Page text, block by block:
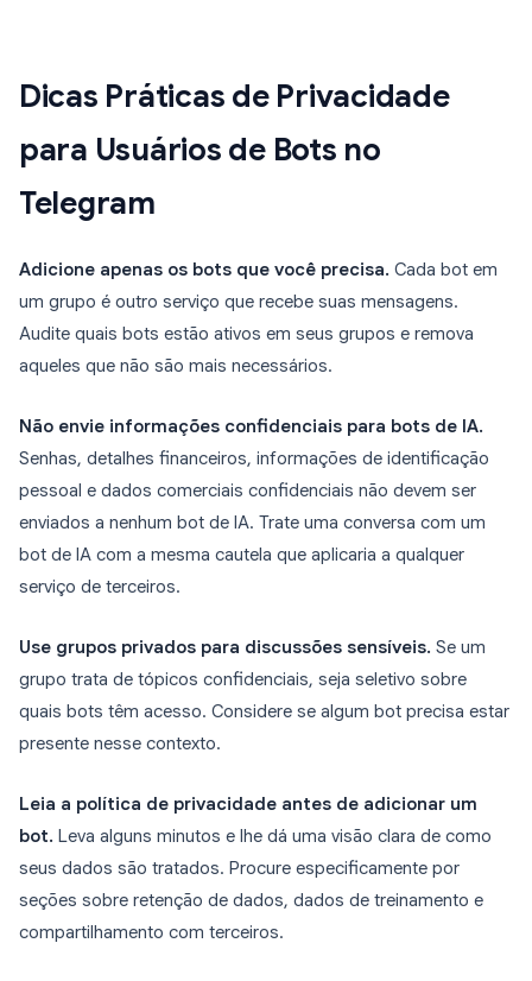
Dicas Práticas de Privacidade
para Usuários de Bots no
Telegram
Adicione apenas os bots que você precisa. Cada bot em
um grupo é outro serviço que recebe suas mensagens.
Audite quais bots estão ativos em seus grupos e remova
aqueles que não são mais necessários.
Não envie informações confidenciais para bots de IA.
Senhas, detalhes financeiros, informações de identificação
pessoal e dados comerciais confidenciais não devem ser
enviados a nenhum bot de IA. Trate uma conversa com um
bot de IA com a mesma cautela que aplicaria a qualquer
serviço de terceiros.
Use grupos privados para discussões sensíveis. Se um
grupo trata de tópicos confidenciais, seja seletivo sobre
quais bots têm acesso. Considere se algum bot precisa estar
presente nesse contexto.
Leia a política de privacidade antes de adicionar um
bot. Leva alguns minutos e lhe dá uma visão clara de como
seus dados são tratados. Procure especificamente por
seções sobre retenção de dados, dados de treinamento e
compartilhamento com terceiros.